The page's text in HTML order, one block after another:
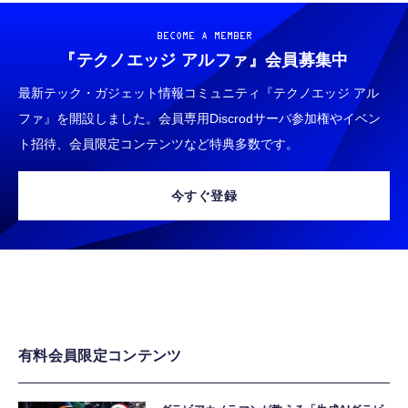
BECOME A MEMBER
『テクノエッジ アルファ』 会員募集中
最新テック・ガジェット情報コミュニティ『テクノエッジ アル
ファ』を開設しました。会員専用Discrodサーバ参加権やイベン
ト招待、会員限定コンテンツなど特典多数です。
今すぐ登録
有料会員限定コンテンツ